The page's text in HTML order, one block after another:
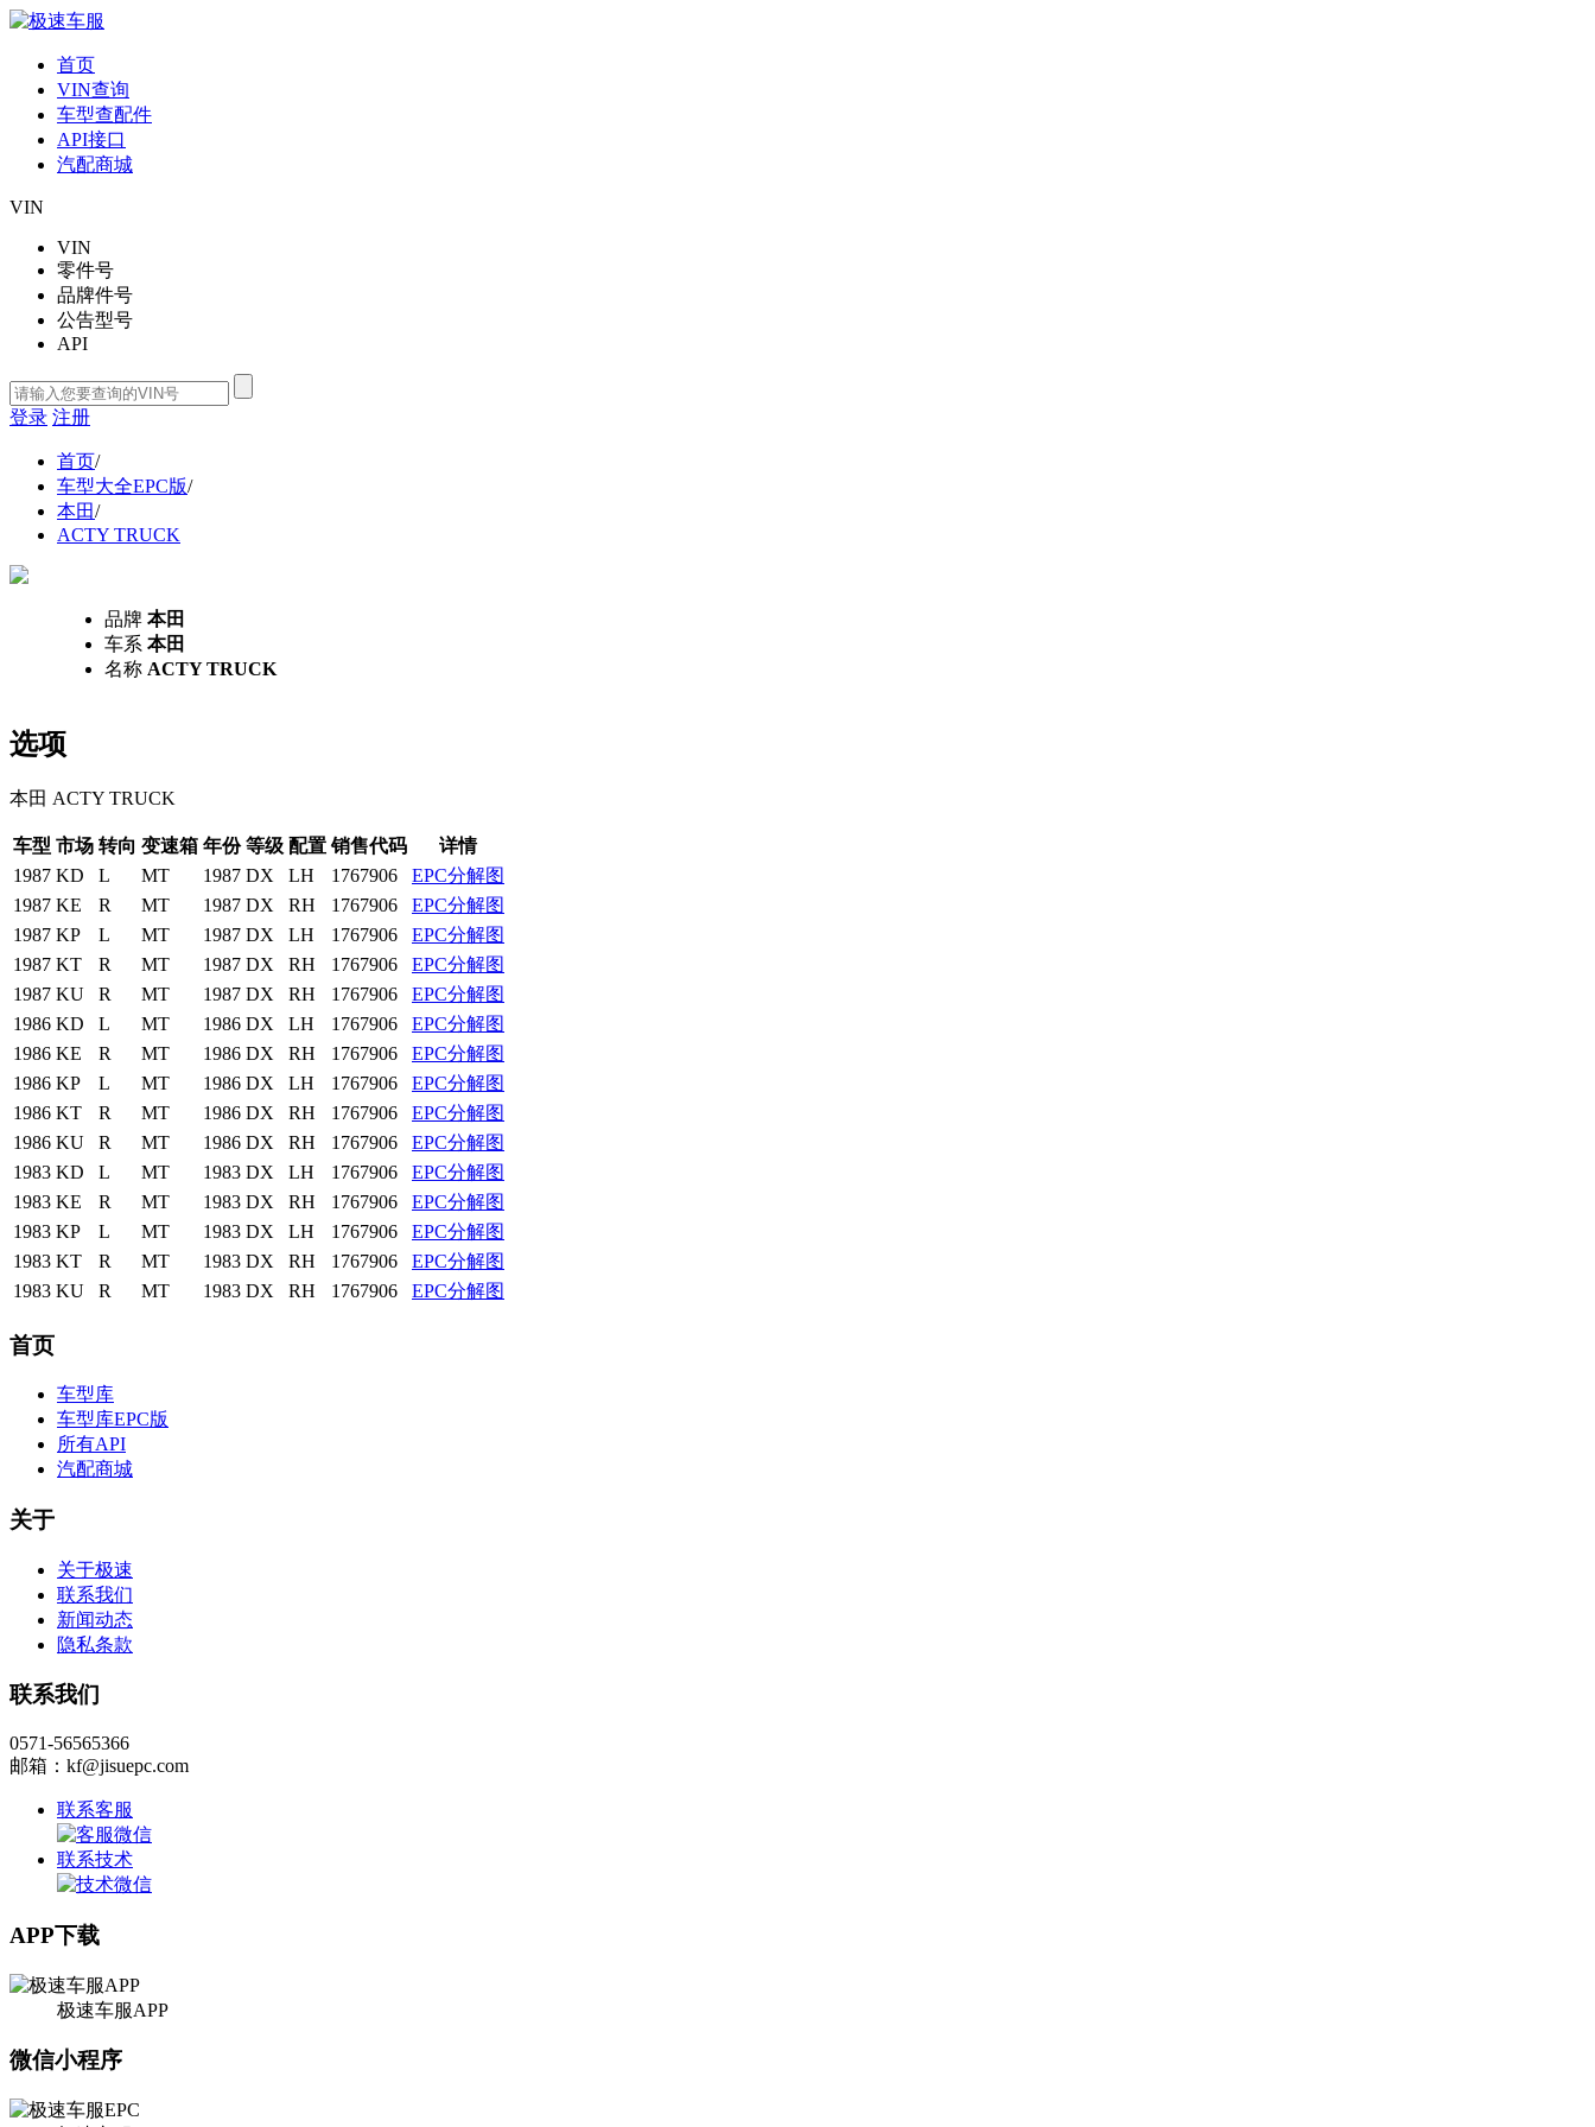
首页
VIN查询
车型查配件
API接口
汽配商城
VIN
VIN
零件号
品牌件号
公告型号
API
登录 注册
首页/
车型大全EPC版/
本田/
ACTY TRUCK
品牌 本田
车系 本田
名称 ACTY TRUCK
选项
本田 ACTY TRUCK
车型 市场 转向 变速箱 年份 等级 配置 销售代码
详情
1987 KD L MT 1987 DX LH 1767906
EPC分解图
1987 KE R MT 1987 DX RH 1767906
EPC分解图
1987 KP L MT 1987 DX LH 1767906
EPC分解图
1987 KT R MT 1987 DX RH 1767906
EPC分解图
1987 KU R MT 1987 DX RH 1767906
EPC分解图
1986 KD L MT 1986 DX LH 1767906
EPC分解图
1986 KE R MT 1986 DX RH 1767906
EPC分解图
1986 KP L MT 1986 DX LH 1767906
EPC分解图
1986 KT R MT 1986 DX RH 1767906
EPC分解图
1986 KU R MT 1986 DX RH 1767906
EPC分解图
1983 KD L MT 1983 DX LH 1767906
EPC分解图
1983 KE R MT 1983 DX RH 1767906
EPC分解图
1983 KP L MT 1983 DX LH 1767906
EPC分解图
1983 KT R MT 1983 DX RH 1767906
EPC分解图
1983 KU R MT 1983 DX RH 1767906 EPC分解图
首页
车型库
车型库EPC版
所有API
汽配商城
关于
关于极速
联系我们
新闻动态
隐私条款
联系我们
0571-56565366
邮箱：kf@jisuepc.com
联系客服
联系技术
APP下载
极速车服APP
微信小程序